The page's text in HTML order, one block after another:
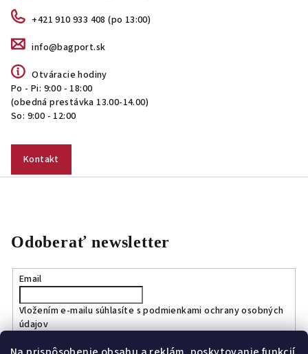
+421 910 933 408 (po 13:00)
info@bagport.sk
Otváracie hodiny
Po - Pi: 9:00 - 18:00
(obedná prestávka 13.00-14.00)
So: 9:00 - 12:00
Kontakt
Odoberať newsletter
Email
Vložením e-mailu súhlasíte spodmienkami ochrany osobných
údajov